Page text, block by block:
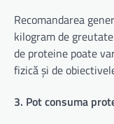
Recomandarea
kilogram de
de proteine poate
fizică și de
3. Pot consuma